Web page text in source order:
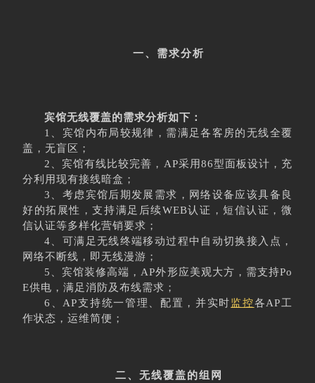
一、需求分析
宾馆无线覆盖的需求分析如下：
1、宾馆内布局较规律，需满足各客房的无线全覆
盖，无盲区；
2、宾馆有线比较完善，AP采用86型面板设计，充
分利用现有接线暗盒；
3、考虑宾馆后期发展需求，网络设备应该具备良
好的拓展性，支持满足后续WEB认证，短信认证，微
信认证等多样化营销要求；
4、可满足无线终端移动过程中自动切换接入点，
网络不断线，即无线漫游；
5、宾馆装修高端，AP外形应美观大方，需支持Po
E供电，满足消防及布线需求；
6、AP支持统一管理、配置，并实时监控各AP工
作状态，运维简便；
二、无线覆盖的组网